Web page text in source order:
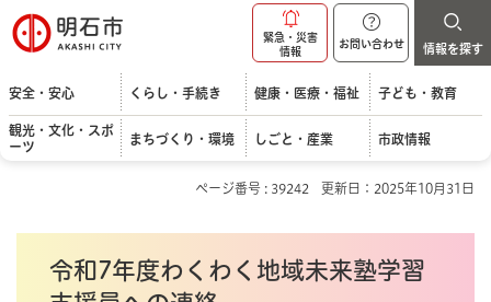
明石市
緊急・災害
情報
お問い合わせ 情報を探す
安全・安心 くらし・手続き 健康・医療・福祉 子ども・教育
観光・文化・スポ
ーツ
まちづくり・環境 しごと・産業 市政情報
ページ番号 : 39242 更新日：2025年10月31日
令和7年度わくわく地域未来塾学習